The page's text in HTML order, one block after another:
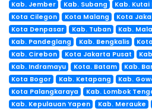
Kab. Jember Kab. Subang Kab.
Kota Cilegon
Kota Malang Kota
Kota Denpasar
Kab. Tuban Kab.
Kab. Pandeglang
Kab. Bengkalis
Kab. Cirebon
Kota Jakarta Pusat
Kab. Indramayu
Kota. Batam Kab.
Kota Bogor
Kab. Ketapang Kab.
Kota Palangkaraya
Kab. Lombok
Kab. Kepulauan Yapen
Kab. Merauke